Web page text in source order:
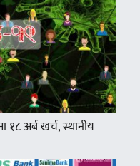
१८ अर्ब खर्च, स्थानीय